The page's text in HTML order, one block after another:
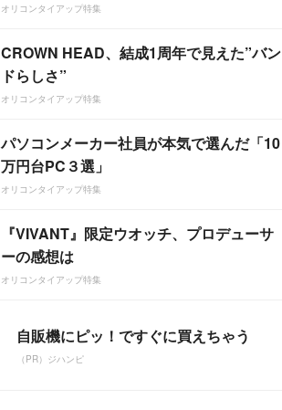
オリコンタイアップ特集
CROWN HEAD、結成1周年で見えた”バン
ドらしさ”
オリコンタイアップ特集
パソコンメーカー社員が本気で選んだ「10
万円台PC３選」
オリコンタイアップ特集
『VIVANT』限定ウオッチ、プロデューサ
ーの感想は
オリコンタイアップ特集
自販機にピッ！ですぐに買えちゃう
（PR）ジハンピ